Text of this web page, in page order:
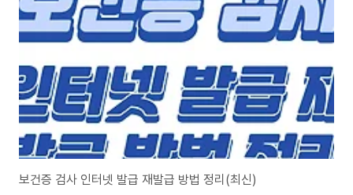
팁, 최신 통계까지 공모주 투자를 준비하시는 모든 분들을 위한 완벽한 가이드
를 제공해드립니다.1. 2025년 8월 공모주 청약 일정 요약📈 8월 공모주 - 총
7..
보건증 검사 인터넷 발급 재발급 방법 정리(최신)